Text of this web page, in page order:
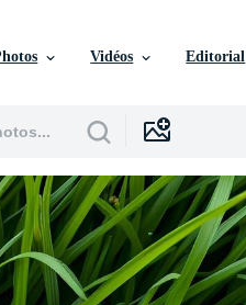
Vidéos Editorial